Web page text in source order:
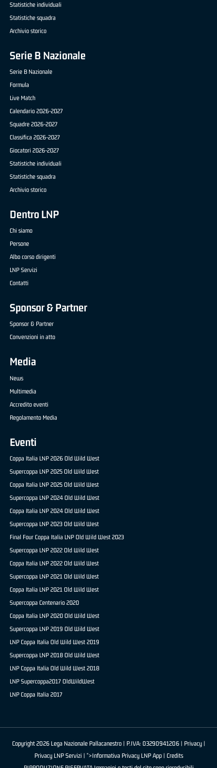
Statistiche individuali
Statistiche squadra
Archivio storico
Serie B Nazionale
Serie B Nazionale
Formula
Live Match
Calendario 2026-2027
Squadre 2026-2027
Classifica 2026-2027
Giocatori 2026-2027
Statistiche individuali
Statistiche squadra
Archivio storico
Dentro LNP
Chi siamo
Persone
Albo corso dirigenti
LNP Servizi
Contatti
Sponsor & Partner
Sponsor & Partner
Convenzioni in atto
Media
News
Multimedia
Accredito eventi
Regolamento Media
Eventi
Coppa Italia LNP 2026 Old Wild West
Supercoppa LNP 2025 Old Wild West
Coppa Italia LNP 2025 Old Wild West
Supercoppa LNP 2024 Old Wild West
Coppa Italia LNP 2024 Old Wild West
Supercoppa LNP 2023 Old Wild West
Final Four Coppa Italia LNP Old Wild West 2023
Supercoppa LNP 2022 Old Wild West
Coppa Italia LNP 2022 Old Wild West
Supercoppa LNP 2021 Old Wild West
Coppa Italia LNP 2021 Old Wild West
Supercoppa Centenario 2020
Coppa Italia LNP 2020 Old Wild West
Supercoppa LNP 2019 Old Wild West
LNP Coppa Italia Old Wild West 2019
Supercoppa LNP 2018 Old Wild West
LNP Coppa Italia Old Wild West 2018
LNP Supercoppa2017 OldWildWest
LNP Coppa Italia 2017
Copyright 2026 Lega Nazionale Pallacanestro | P.IVA: 03290941206 | Privacy|
Privacy LNP Servizi | ">Informativa Privacy LNP App | Credits